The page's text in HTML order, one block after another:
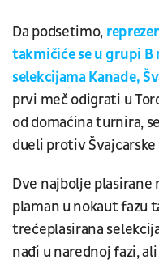
Da podsetimo,
takmičiće se u grupi B
selekcijama Kanade,
prvi meč odigrati u
od domaćina turnira,
dueli protiv Švajcarske
Dve najbolje
plaman u nokaut fazu
trećeplasirana
nađi u narednoj fazi,